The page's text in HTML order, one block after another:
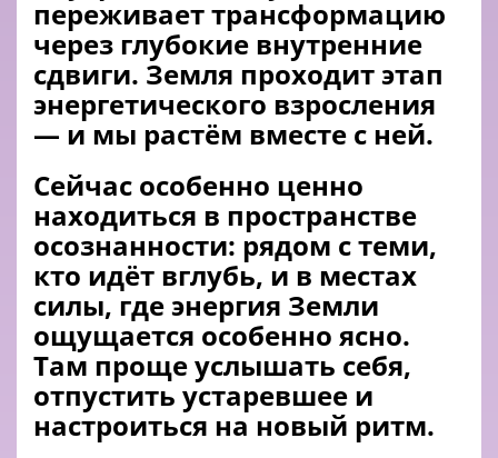
переживает трансформацию
через глубокие внутренние
сдвиги. Земля проходит этап
энергетического взросления
— и мы растём вместе с ней.
Сейчас особенно ценно
находиться в пространстве
осознанности: рядом с теми,
кто идёт вглубь, и в местах
силы, где энергия Земли
ощущается особенно ясно.
Там проще услышать себя,
отпустить устаревшее и
настроиться на новый ритм.